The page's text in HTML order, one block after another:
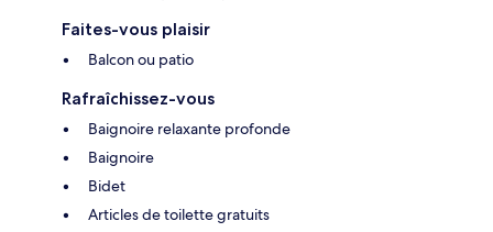
Faites-vous plaisir
Balcon ou patio
Rafraîchissez-vous
Baignoire relaxante profonde
Baignoire
Bidet
Articles de toilette gratuits